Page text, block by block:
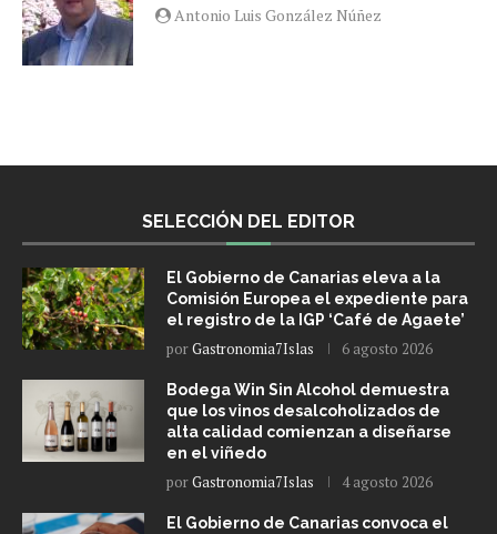
Antonio Luis González Núñez
SELECCIÓN DEL EDITOR
El Gobierno de Canarias eleva a la
Comisión Europea el expediente para
el registro de la IGP ‘Café de Agaete’
porGastronomia7Islas 6 agosto 2026
Bodega Win Sin Alcohol demuestra
que los vinos desalcoholizados de
alta calidad comienzan a diseñarse
en el viñedo
porGastronomia7Islas 4 agosto 2026
El Gobierno de Canarias convoca el